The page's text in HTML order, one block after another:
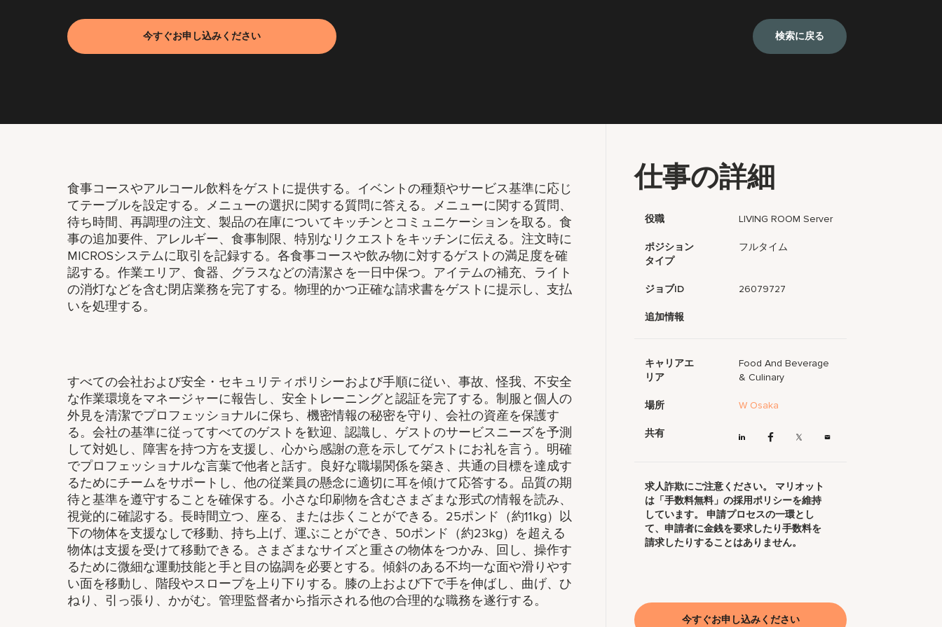
今すぐお申し込みください 検索に戻る
食事コースやアルコール飲料をゲストに提供する。イベントの種類やサービス基準に応じ
てテーブルを設定する。メニューの選択に関する質問に答える。メニューに関する質問、
待ち時間、再調理の注文、製品の在庫についてキッチンとコミュニケーションを取る。食
事の追加要件、アレルギー、食事制限、特別なリクエストをキッチンに伝える。注文時に
MICROSシステムに取引を記録する。各食事コースや飲み物に対するゲストの満足度を確
認する。作業エリア、食器、グラスなどの清潔さを一日中保つ。アイテムの補充、ライト
の消灯などを含む閉店業務を完了する。物理的かつ正確な請求書をゲストに提示し、支払
いを処理する。
すべての会社および安全・セキュリティポリシーおよび手順に従い、事故、怪我、不安全
な作業環境をマネージャーに報告し、安全トレーニングと認証を完了する。制服と個人の
外見を清潔でプロフェッショナルに保ち、機密情報の秘密を守り、会社の資産を保護す
る。会社の基準に従ってすべてのゲストを歓迎、認識し、ゲストのサービスニーズを予測
して対処し、障害を持つ方を支援し、心から感謝の意を示してゲストにお礼を言う。明確
でプロフェッショナルな言葉で他者と話す。良好な職場関係を築き、共通の目標を達成す
るためにチームをサポートし、他の従業員の懸念に適切に耳を傾けて応答する。品質の期
待と基準を遵守することを確保する。小さな印刷物を含むさまざまな形式の情報を読み、
視覚的に確認する。長時間立つ、座る、または歩くことができる。25ポンド（約11kg）以
下の物体を支援なしで移動、持ち上げ、運ぶことができ、50ポンド（約23kg）を超える
物体は支援を受けて移動できる。さまざまなサイズと重さの物体をつかみ、回し、操作す
るために微細な運動技能と手と目の協調を必要とする。傾斜のある不均一な面や滑りやす
い面を移動し、階段やスロープを上り下りする。膝の上および下で手を伸ばし、曲げ、ひ
ねり、引っ張り、かがむ。管理監督者から指示される他の合理的な職務を遂行する。
仕事の詳細
役職 LIVING ROOM Server
ポジション
タイプ
フルタイム
ジョブID 26079727
追加情報
キャリアエ
リア
Food And Beverage
& Culinary
場所 W Osaka
共有
求人詐欺にご注意ください。 マリオット
は「手数料無料」の採用ポリシーを維持
しています。 申請プロセスの一環とし
て、申請者に金銭を要求したり手数料を
請求したりすることはありません。
今すぐお申し込みください